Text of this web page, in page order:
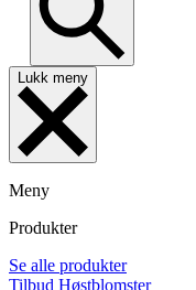
Lukk meny
Meny
Produkter
Se alle produkter
Tilbud Høstblomster